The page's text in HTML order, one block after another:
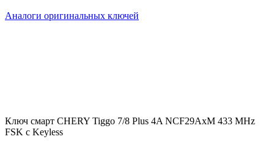
Аналоги оригинальных ключей
Ключ смарт CHERY Tiggo 7/8 Plus 4A NCF29AxM 433 MHz
FSK с Keyless